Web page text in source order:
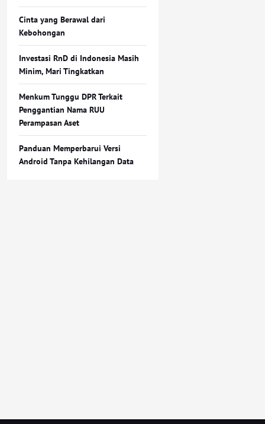
Cinta yang Berawal dari
Kebohongan
Investasi RnD di Indonesia Masih
Minim, Mari Tingkatkan
Menkum Tunggu DPR Terkait
Penggantian Nama RUU
Perampasan Aset
Panduan Memperbarui Versi
Android Tanpa Kehilangan Data